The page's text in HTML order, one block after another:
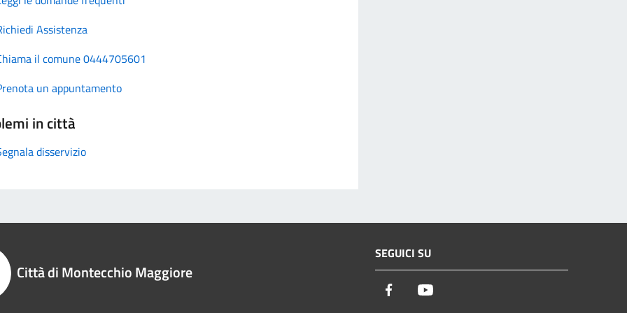
Assistenza
il comune 0444705601
un appuntamento
in città
disservizio
Città di Montecchio Maggiore
SEGUICI SU
Facebook